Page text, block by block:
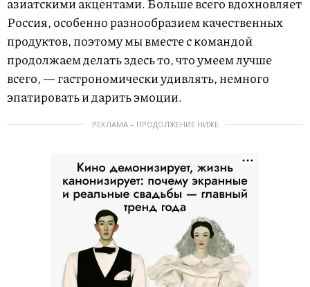
Россия, особенно разнообразием качественных
продуктов, поэтому мы вместе с командой
продолжаем делать здесь то, что умеем лучше
всего, — гастрономически удивлять, немного
эпатировать и дарить эмоции.
РЕКЛАМА – ПРОДОЛЖЕНИЕ НИЖЕ